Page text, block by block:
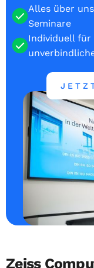
Alles über
Seminare
Individuell für
Zeiss